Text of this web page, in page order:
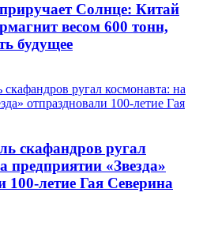
Солнце: Китай
весом 600 тонн,
будущее
скафандров ругал
предприятии «Звезда»
100-летие Гая Северина